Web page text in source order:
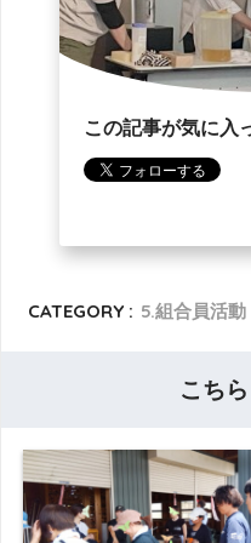
この記事が気に入
CATEGORY : 5.組合員活動
こち